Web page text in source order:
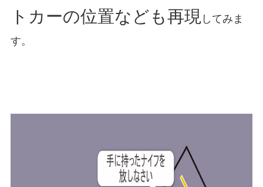
トカーの位置なども再現してみま
す。